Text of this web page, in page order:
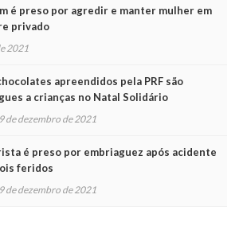
é preso por agredir e manter mulher em
privado
2021
apreendidos pela PRF são
a crianças no Natal Solidário
de dezembro de 2021
é preso por embriaguez após acidente
feridos
de dezembro de 2021